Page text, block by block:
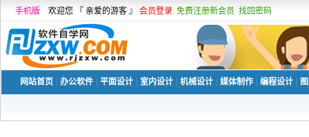
手机版 欢迎您 『 亲爱的游客 』 会员登录 免费注册新会员 找回密码
网站首页 办公软件 平面设计 室内设计 机械设计 媒体制作 编程设计